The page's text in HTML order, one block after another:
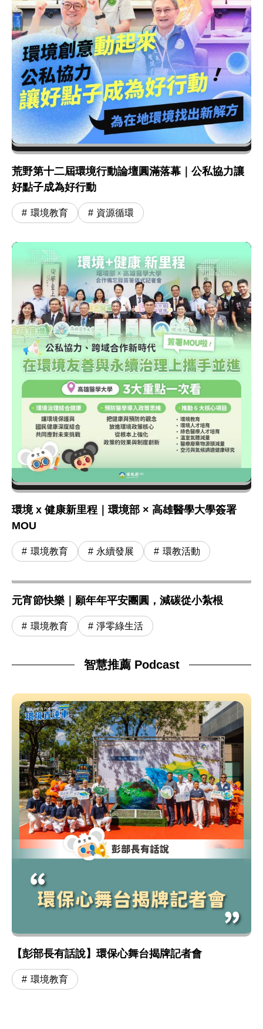
荒野第十二屆環境行動論壇圓滿落幕｜公私協力讓
好點子成為好行動
環境教育 資源循環
環境 x 健康新里程｜環境部 × 高雄醫學大學簽署
MOU
環境教育 永續發展 環教活動
元宵節快樂｜願年年平安團圓，減碳從小紮根
環境教育 淨零綠生活
智慧推薦 Podcast
【彭部長有話說】環保心舞台揭牌記者會
環境教育